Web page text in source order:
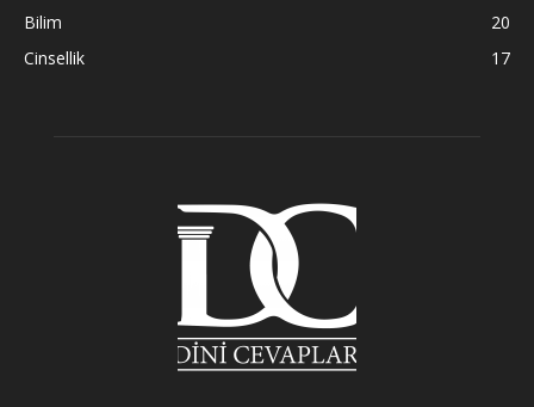
Bilim
20
Cinsellik
17